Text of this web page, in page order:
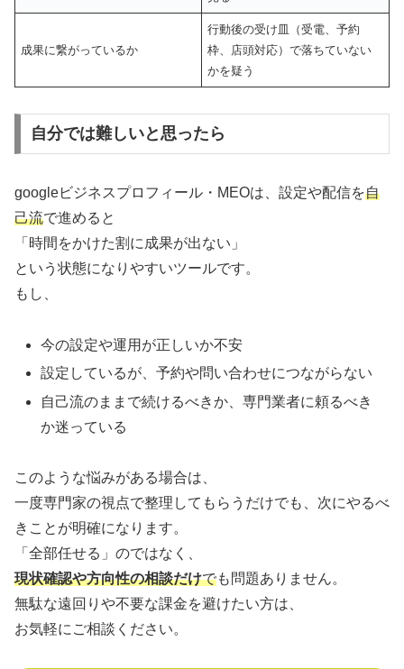
成果に繋がっているか
行動後の受け皿（受電、予約
枠、店頭対応）で落ちていない
かを疑う
自分では難しいと思ったら
googleビジネスプロフィール・MEOは、設定や配信を自
己流で進めると
「時間をかけた割に成果が出ない」
という状態になりやすいツールです。
もし、
今の設定や運用が正しいか不安
設定しているが、予約や問い合わせにつながらない
自己流のままで続けるべきか、専門業者に頼るべき
か迷っている
このような悩みがある場合は、
一度専門家の視点で整理してもらうだけでも、次にやるべ
きことが明確になります。
「全部任せる」のではなく、
現状確認や方向性の相談だけでも問題ありません。
無駄な遠回りや不要な課金を避けたい方は、
お気軽にご相談ください。